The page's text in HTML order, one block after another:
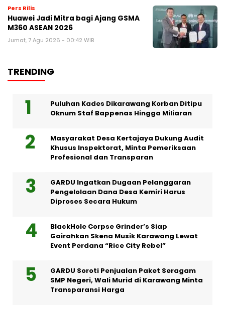
Pers Rilis
Huawei Jadi Mitra bagi Ajang GSMA
M360 ASEAN 2026
Jumat, 7 Agu 2026 - 00:42 WIB
TRENDING
Puluhan Kades Dikarawang Korban Ditipu
Oknum Staf Bappenas Hingga Miliaran
Masyarakat Desa Kertajaya Dukung Audit
Khusus Inspektorat, Minta Pemeriksaan
Profesional dan Transparan
GARDU Ingatkan Dugaan Pelanggaran
Pengelolaan Dana Desa Kemiri Harus
Diproses Secara Hukum
BlackHole Corpse Grinder’s Siap
Gairahkan Skena Musik Karawang Lewat
Event Perdana “Rice City Rebel”
GARDU Soroti Penjualan Paket Seragam
SMP Negeri, Wali Murid di Karawang Minta
Transparansi Harga